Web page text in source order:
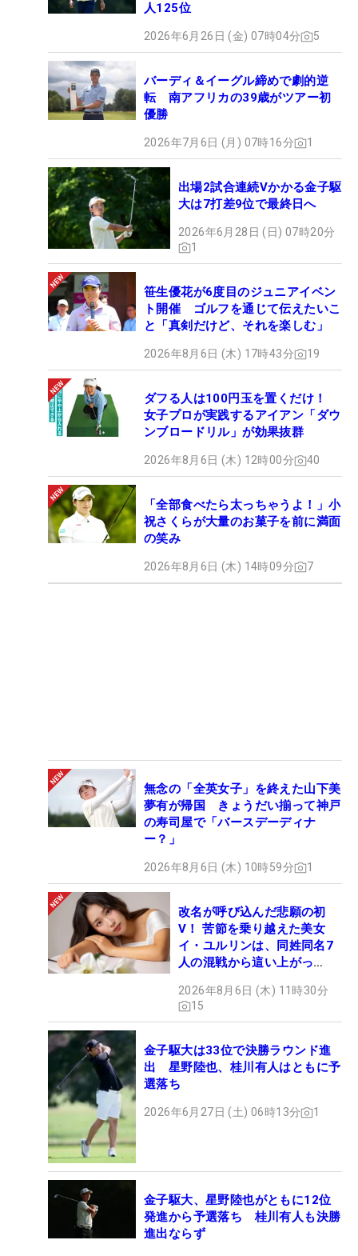
人125位
2026年6月26日 (金) 07時04分 5
バーディ＆イーグル締めで劇的逆
転 南アフリカの39歳がツアー初
優勝
2026年7月6日 (月) 07時16分 1
出場2試合連続Vかかる金子駆
大は7打差9位で最終日へ
2026年6月28日 (日) 07時20分
1
笹生優花が6度目のジュニアイベン
ト開催 ゴルフを通じて伝えたいこ
と「真剣だけど、それを楽しむ」
2026年8月6日 (木) 17時43分 19
ダフる人は100円玉を置くだけ！
女子プロが実践するアイアン「ダウ
ンブロードリル」が効果抜群
2026年8月6日 (木) 12時00分 40
「全部食べたら太っちゃうよ！」小
祝さくらが大量のお菓子を前に満面
の笑み
2026年8月6日 (木) 14時09分 7
無念の「全英女子」を終えた山下美
夢有が帰国 きょうだい揃って神戸
の寿司屋で「バースデーディナ
ー？」
2026年8月6日 (木) 10時59分 1
改名が呼び込んだ悲願の初
V！ 苦節を乗り越えた美女
イ・ユルリンは、同姓同名7
人の混戦から這い上がっ
2026年8月6日 (木) 11時30分
15
金子駆大は33位で決勝ラウンド進
出 星野陸也、桂川有人はともに予
選落ち
2026年6月27日 (土) 06時13分 1
金子駆大、星野陸也がともに12位
発進から予選落ち 桂川有人も決勝
進出ならず